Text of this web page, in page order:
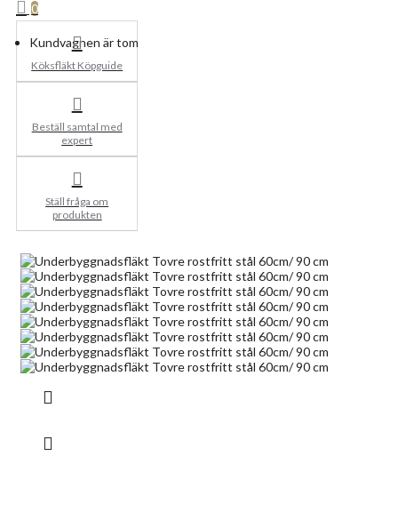
0
Kundvagnen är tom
Köksfläkt Köpguide
Beställ samtal med
expert
Ställ fråga om
produkten